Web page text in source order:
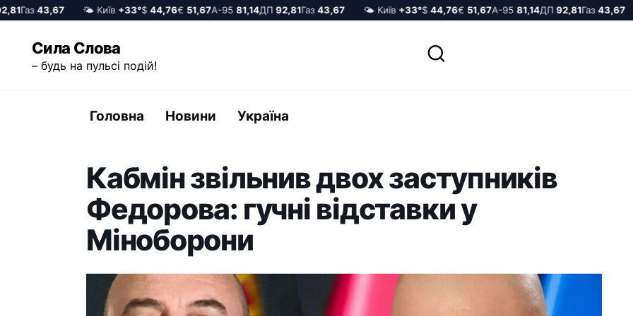
Газ43,67 🌤️ Київ+33°$44,76€51,67А-9581,14ДП92,81Газ43,67 🌤️ Київ+33°$44,76€51,67А-9581,14ДП92,81Газ43,67
вмісту
Сила Слова
– будь на пульсі подій!
Головна Новини Україна
Кабмін звільнив двох заступників
Федорова: гучні відставки у
Міноборони